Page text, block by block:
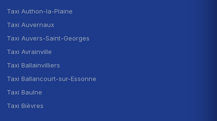
Taxi Authon-la-Plaine
Taxi Auvernaux
Taxi Auvers-Saint-Georges
Taxi Avrainville
Taxi Ballainvilliers
Taxi Ballancourt-sur-Essonne
Taxi Baulne
Taxi Bièvres